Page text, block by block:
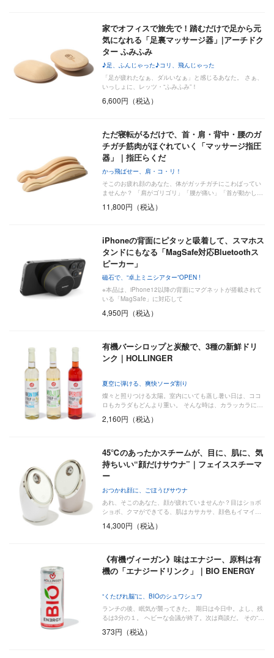
家でオフィスで旅先で！踏むだけで足から元
気になれる「足裏マッサージ器」|アーチドク
ター ふみふみ
♪足、ふんじゃった♪コリ、飛んじゃった
「足が疲れたなぁ、ダルいなぁ」と感じるあなた。 さぁ、
いっしょに、レッツ・“ふみふみ”！
6,600円（税込）
ただ寝転がるだけで、首・肩・背中・腰のガ
チガチ筋肉がほぐれていく「マッサージ指圧
器」｜指圧らくだ
かっ飛ばせー、肩・コ・リ！
そこのお疲れ顔のあなた、体がガッチガチにこわばってい
ませんか？ 「肩がゴリゴリ」「腰が痛い」「首が動かし…
11,800円（税込）
iPhoneの背面にピタッと吸着して、スマホス
タンドにもなる「MagSafe対応Bluetoothス
ピーカー」
磁石で、“卓上ミニシアター”OPEN !
※本品は、iPhone12以降の背面にマグネットが搭載されて
いる「MagSafe」に対応して
4,950円（税込）
有機バーシロップと炭酸で、3種の新鮮ドリ
ンク｜HOLLINGER
夏空に弾ける、爽快ソーダ割り
燦々と照りつける太陽。室内にいても蒸し暑い日は、ココ
ロもカラダもどんより重い。 そんな時は、カラッカラに…
2,160円（税込）
45℃のあったかスチームが、目に、肌に、気
持ちいい“顔だけサウナ”｜フェイススチーマ
ー
おつかれ顔に、ごほうびサウナ
あれ、そこのあなた、顔が疲れていませんか？目はショボ
ショボ、クマができてる、肌はカサカサ、顔色もイマイ…
14,300円（税込）
《有機ヴィーガン》味はエナジー、原料は有
機の「エナジードリンク」｜BIO ENERGY
“くたびれ脳”に、BIOのシュワシュワ
ランチの後、眠気が襲ってきた。 期日は今日中。よし、残
るは3分の１。 ヘビーな会議が終了。次は商談だ。 その“…
373円（税込）